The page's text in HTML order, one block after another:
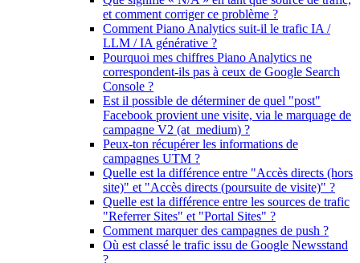
et comment corriger ce problème ?
Comment Piano Analytics suit-il le trafic IA /
LLM / IA générative ?
Pourquoi mes chiffres Piano Analytics ne
correspondent-ils pas à ceux de Google Search
Console ?
Est il possible de déterminer de quel "post"
Facebook provient une visite, via le marquage de
campagne V2 (at_medium) ?
Peux-ton récupérer les informations de
campagnes UTM ?
Quelle est la différence entre "Accès directs (hors
site)" et "Accès directs (poursuite de visite)" ?
Quelle est la différence entre les sources de trafic
"Referrer Sites" et "Portal Sites" ?
Comment marquer des campagnes de push ?
Où est classé le trafic issu de Google Newsstand
?